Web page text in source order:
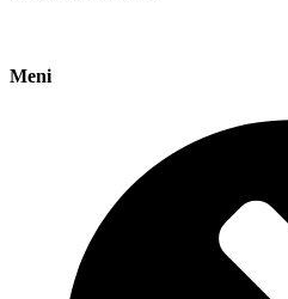
Meni